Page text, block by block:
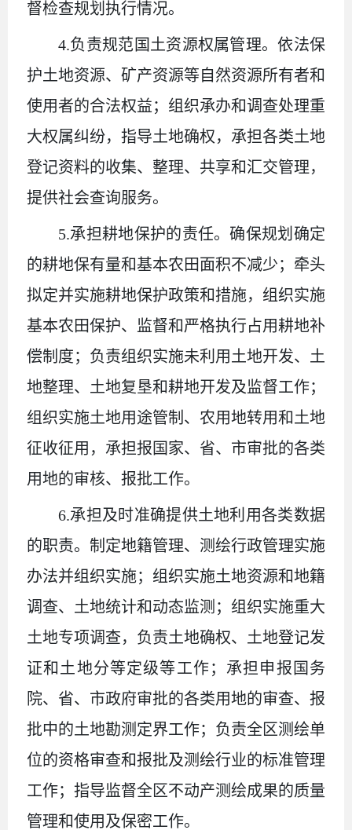
督检查规划执行情况。
4.负责规范国土资源权属管理。依法保
护土地资源、矿产资源等自然资源所有者和
使用者的合法权益；组织承办和调查处理重
大权属纠纷，指导土地确权，承担各类土地
登记资料的收集、整理、共享和汇交管理，
提供社会查询服务。
5.承担耕地保护的责任。确保规划确定
的耕地保有量和基本农田面积不减少；牵头
拟定并实施耕地保护政策和措施，组织实施
基本农田保护、监督和严格执行占用耕地补
偿制度；负责组织实施未利用土地开发、土
地整理、土地复垦和耕地开发及监督工作；
组织实施土地用途管制、农用地转用和土地
征收征用，承担报国家、省、市审批的各类
用地的审核、报批工作。
6.承担及时准确提供土地利用各类数据
的职责。制定地籍管理、测绘行政管理实施
办法并组织实施；组织实施土地资源和地籍
调查、土地统计和动态监测；组织实施重大
土地专项调查，负责土地确权、土地登记发
证和土地分等定级等工作；承担申报国务
院、省、市政府审批的各类用地的审查、报
批中的土地勘测定界工作；负责全区测绘单
位的资格审查和报批及测绘行业的标准管理
工作；指导监督全区不动产测绘成果的质量
管理和使用及保密工作。